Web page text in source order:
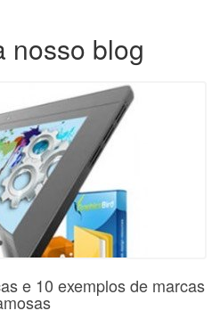
nosso blog
e 10 exemplos de marcas